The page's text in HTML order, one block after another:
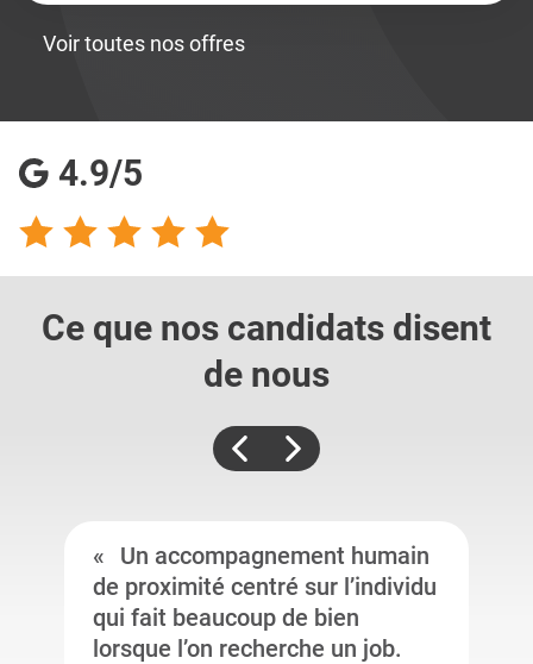
Voir toutes nos offres
4.9/5
Ce que nos candidats disent
de nous
Un accompagnement humain
de proximité centré sur l’individu
qui fait beaucoup de bien
lorsque l’on recherche un job.